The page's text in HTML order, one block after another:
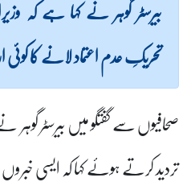
بیرسٹر گوہر نے کہا ہے کہ
تحریکِ عدم اعتماد لانے کا
صحافیوں سے گفتگو میں بیرسٹر
تردید کرتے ہوئے کہا کہ ایسی